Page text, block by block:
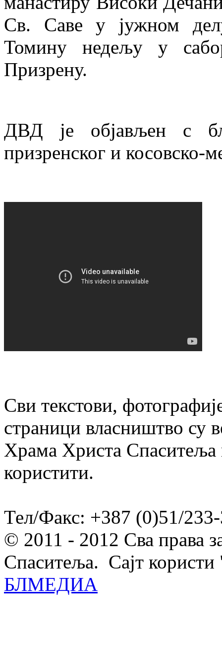
Св. Саве у јужном
Томину недељу у
Призрену.
ДВД је објављен с
призренског и косовско-
Сви текстови,
страници власништво су
Храма Христа Спаситеља
користити.
Тел/Факс: +387 (0)51/
© 2011 - 2012 Сва права
Спаситеља. Сајт
БЛМЕДИА